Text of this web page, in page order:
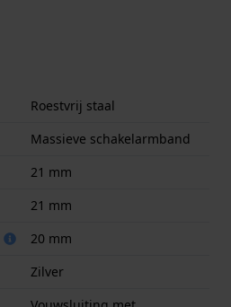
Roestvrij staal
Massieve schakelarmband
21 mm
21 mm
20 mm
Zilver